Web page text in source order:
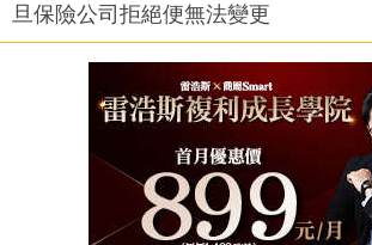
旦保險公司拒絕便無法變更